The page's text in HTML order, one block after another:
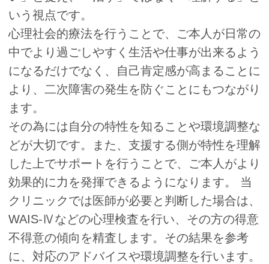
いう視点です。
心理社会的療法を行うことで、ご本人が日常の
中でより過ごしやすく生活や仕事が出来るよう
になるだけでなく、自己肯定感が高まることに
より、二次障害の発生を防ぐことにもつながり
ます。
その為には自分の特性を知ることや環境調整な
どが大切です。また、支援する側が特性を理解
した上でサポートを行うことで、ご本人がより
効果的に力を発揮できるようになります。 当
クリニックでは医師が必要と判断した場合は、
WAIS-Ⅳなどの心理検査を行い、その方の得意
不得意の傾向を精査します。その結果を参考
に、対応のアドバイスや環境調整を行います。